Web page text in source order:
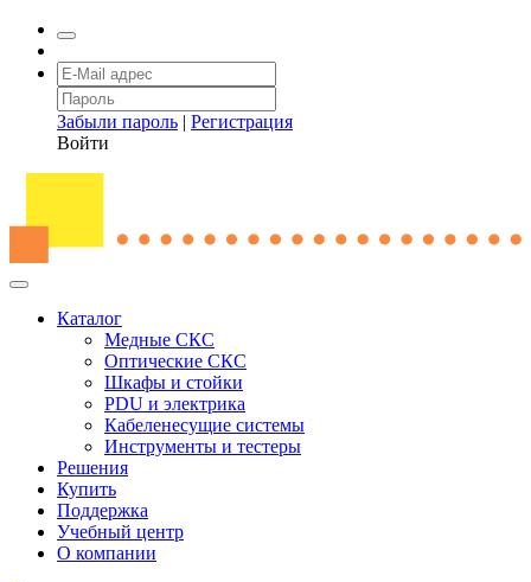
Забыли пароль | Регистрация
Войти
Каталог
Медные СКС
Оптические СКС
Шкафы и стойки
PDU и электрика
Кабеленесущие системы
Инструменты и тестеры
Решения
Купить
Поддержка
Учебный центр
О компании